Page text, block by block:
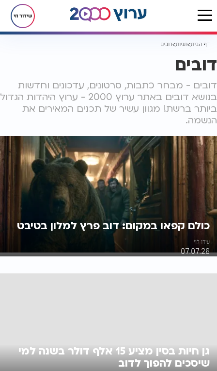
שידור חי
דף הבית תגיות דובים
דובים
דובים - מבחר כתבות, סרטונים, עדכונים וחדשות
בנושא דובים באתר ערוץ 2000 - ערוץ היהדות הגדול
ביותר ברשת! מגוון עשיר של תכנים המאירים את
הנשמה.
כולם קפאו במקום: דוב פרץ למלון בטיבט
עידו לוי
07.07.26
גן חיות בסין מציע 15 אלף דולר בשנה למי
שיסכים להפוך לדוב